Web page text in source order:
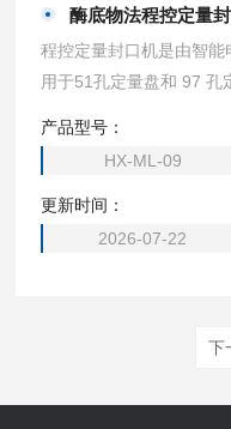
酶底物法程控定量
程控定量封口机是由智
用于51孔定量盘和 97 孔
群、大肠埃希氏菌、粪（
胞菌的检测。酶底物法
产品型号：
HX-ML-09
更新时间：
2026-07-22
下